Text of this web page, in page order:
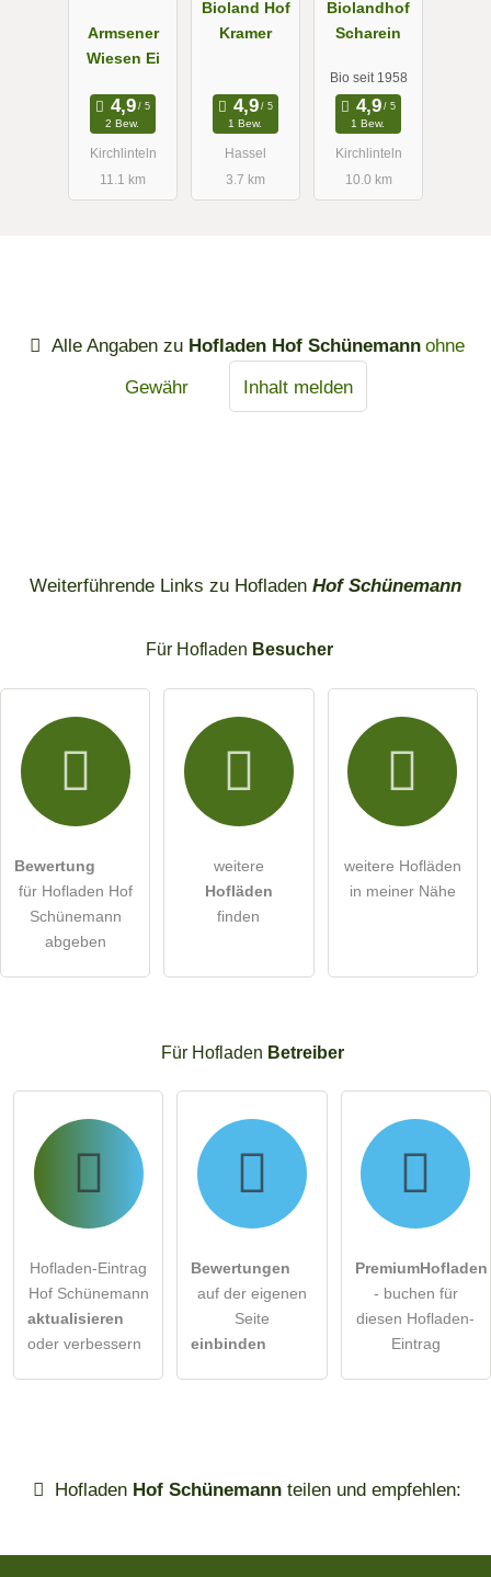
Armsener
Wiesen Ei
2 Bew.
Kirchlinteln
11.1 km
Bioland Hof
Kramer
1 Bew.
Hassel
3.7 km
Biolandhof
Scharein
Bio seit 1958
1 Bew.
Kirchlinteln
10.0 km
Alle Angaben zu Hofladen Hof Schünemann ohne
Gewähr
Inhalt melden
Weiterführende Links zu Hofladen Hof Schünemann
Für Hofladen Besucher
Bewertung
für Hofladen Hof
Schünemann
abgeben
weitere
Hofläden
finden
weitere Hofläden
in meiner Nähe
Für Hofladen Betreiber
Hofladen-Eintrag
Hof Schünemann
aktualisieren
oder verbessern
Bewertungen
auf der eigenen
Seite
einbinden
PremiumHofladen
- buchen für
diesen Hofladen-
Eintrag
Hofladen Hof Schünemann teilen und empfehlen: